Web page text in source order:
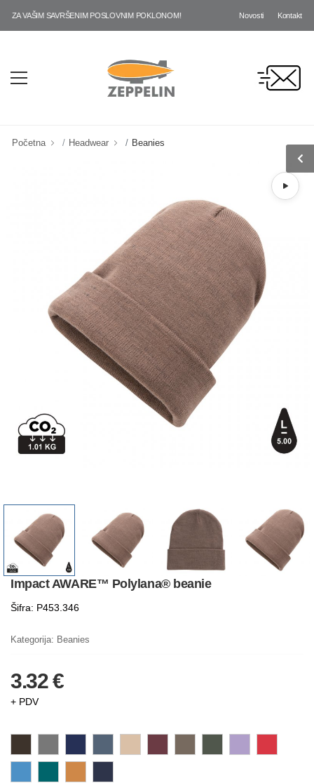
SAVRŠENIM POSLOVNIM POKLONOM! Novosti Kontakt
Početna Headwear Beanies
Impact AWARE™ Polylana® beanie
Šifra: P453.346
Kategorija: Beanies
3.32 €
+ PDV